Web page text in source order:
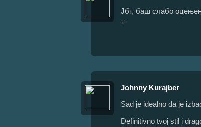
Јбт, баш слабо
+
Johnny Kurajber
Sad je idealno da je
Definitivno tvoj stil i